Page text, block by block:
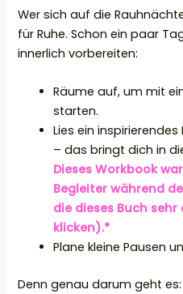
Wer sich auf die
für Ruhe. Schon ein paar
innerlich vorbereiten:
Räume auf, um mit
starten.
Lies ein
– das bringt dich in
Dieses Workbook
Begleiter während
die dieses Buch sehr
klicken).*
Plane kleine Pausen
Denn genau darum geht